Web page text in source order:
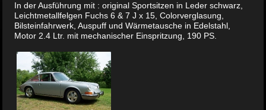
In der Ausführung mit : original Sportsitzen in Leder schwarz,
Leichtmetallfelgen Fuchs 6 & 7 J x 15, Colorverglasung,
Bilsteinfahrwerk, Auspuff und Wärmetausche in Edelstahl,
Motor 2.4 Ltr. mit mechanischer Einspritzung, 190 PS.